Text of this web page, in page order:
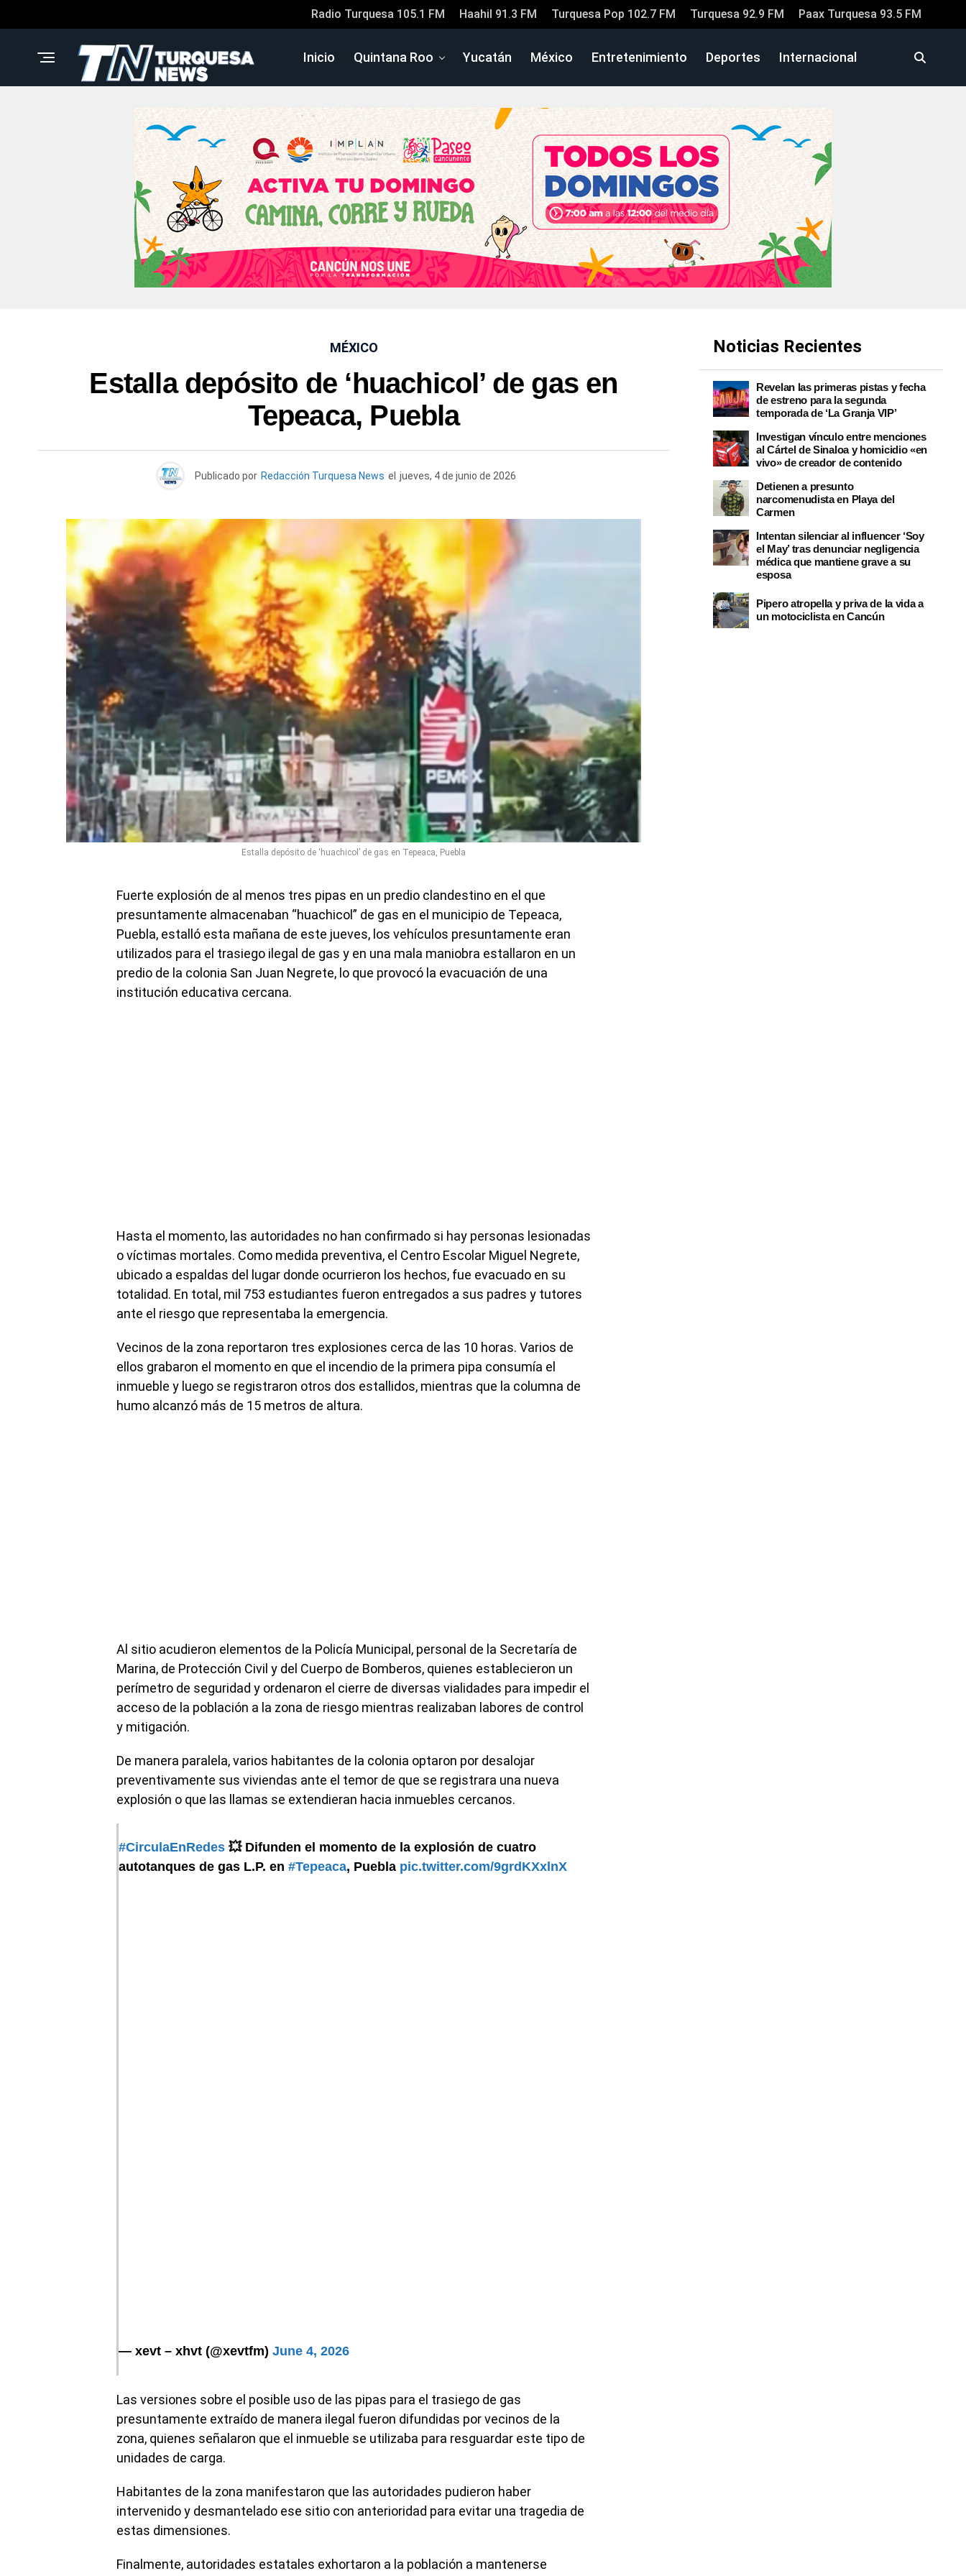
Radio Turquesa 105.1 FM Haahil 91.3 FM Turquesa Pop 102.7 FM Turquesa 92.9 FM Paax Turquesa 93.5 FM
Inicio Quintana Roo Yucatán México Entretenimiento Deportes Internacional
MÉXICO
Estalla depósito de ‘huachicol’ de gas en
Tepeaca, Puebla
Publicado por Redacción Turquesa News el jueves, 4 de junio de 2026
Estalla depósito de ‘huachicol’ de gas en Tepeaca, Puebla
Fuerte explosión de al menos tres pipas en un predio clandestino en el que
presuntamente almacenaban “huachicol” de gas en el municipio de Tepeaca,
Puebla, estalló esta mañana de este jueves, los vehículos presuntamente eran
utilizados para el trasiego ilegal de gas y en una mala maniobra estallaron en un
predio de la colonia San Juan Negrete, lo que provocó la evacuación de una
institución educativa cercana.
Hasta el momento, las autoridades no han confirmado si hay personas lesionadas
o víctimas mortales. Como medida preventiva, el Centro Escolar Miguel Negrete,
ubicado a espaldas del lugar donde ocurrieron los hechos, fue evacuado en su
totalidad. En total, mil 753 estudiantes fueron entregados a sus padres y tutores
ante el riesgo que representaba la emergencia.
Vecinos de la zona reportaron tres explosiones cerca de las 10 horas. Varios de
ellos grabaron el momento en que el incendio de la primera pipa consumía el
inmueble y luego se registraron otros dos estallidos, mientras que la columna de
humo alcanzó más de 15 metros de altura.
Al sitio acudieron elementos de la Policía Municipal, personal de la Secretaría de
Marina, de Protección Civil y del Cuerpo de Bomberos, quienes establecieron un
perímetro de seguridad y ordenaron el cierre de diversas vialidades para impedir el
acceso de la población a la zona de riesgo mientras realizaban labores de control
y mitigación.
De manera paralela, varios habitantes de la colonia optaron por desalojar
preventivamente sus viviendas ante el temor de que se registrara una nueva
explosión o que las llamas se extendieran hacia inmuebles cercanos.
#CirculaEnRedes 💥 Difunden el momento de la explosión de cuatro
autotanques de gas L.P. en #Tepeaca, Puebla pic.twitter.com/9grdKXxlnX
— xevt – xhvt (@xevtfm) June 4, 2026
Las versiones sobre el posible uso de las pipas para el trasiego de gas
presuntamente extraído de manera ilegal fueron difundidas por vecinos de la
zona, quienes señalaron que el inmueble se utilizaba para resguardar este tipo de
unidades de carga.
Habitantes de la zona manifestaron que las autoridades pudieron haber
intervenido y desmantelado ese sitio con anterioridad para evitar una tragedia de
estas dimensiones.
Finalmente, autoridades estatales exhortaron a la población a mantenerse
Noticias Recientes
Revelan las primeras pistas y fecha
de estreno para la segunda
temporada de ‘La Granja VIP’
Investigan vínculo entre menciones
al Cártel de Sinaloa y homicidio «en
vivo» de creador de contenido
Detienen a presunto
narcomenudista en Playa del
Carmen
Intentan silenciar al influencer ‘Soy
el May’ tras denunciar negligencia
médica que mantiene grave a su
esposa
Pipero atropella y priva de la vida a
un motociclista en Cancún